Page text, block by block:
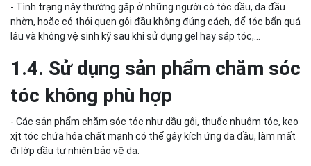
- Tình trạng này thường gặp ở những người có tóc dầu, da đầu
nhờn, hoặc có thói quen gội đầu không đúng cách, để tóc bẩn quá
lâu và không vệ sinh kỹ sau khi sử dụng gel hay sáp tóc,…
1.4. Sử dụng sản phẩm chăm sóc
tóc không phù hợp
- Các sản phẩm chăm sóc tóc như dầu gội, thuốc nhuộm tóc, keo
xịt tóc chứa hóa chất mạnh có thể gây kích ứng da đầu, làm mất
đi lớp dầu tự nhiên bảo vệ da.